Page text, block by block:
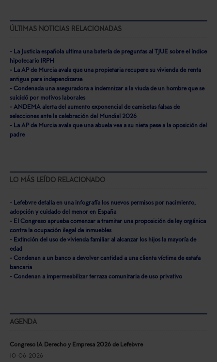
ÚLTIMAS NOTICIAS RELACIONADAS
- La Justicia española ultima una batería de preguntas al TJUE sobre el índice
hipotecario IRPH
- La AP de Murcia avala que una propietaria recupere su vivienda de renta
antigua para independizarse
- Condenada una aseguradora a indemnizar a la viuda de un hombre que se
suicidó por motivos laborales
- ANDEMA alerta del aumento exponencial de camisetas falsas de
selecciones ante la celebración del Mundial 2026
- La AP de Murcia avala que una abuela vea a su nieta pese a la oposición del
padre
LO MÁS LEÍDO RELACIONADO
- Lefebvre detalla en una infografía los nuevos permisos por nacimiento,
adopción y cuidado del menor en España
- El Congreso aprueba comenzar a tramitar una proposición de ley orgánica
contra la ocupación ilegal de inmuebles
- Extinción del uso de vivienda familiar al alcanzar los hijos la mayoría de
edad
- Condenan a un banco a devolver cantidad a una clienta víctima de estafa
bancaria
- Condenan a impermeabilizar terraza comunitaria de uso privativo
AGENDA
Congreso IA Derecho y Empresa 2026 de Lefebvre
10-06-2026